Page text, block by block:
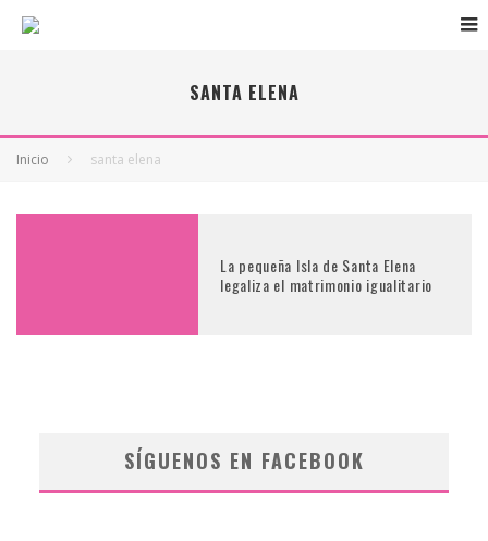
SANTA ELENA
Inicio santa elena
La pequeña Isla de Santa Elena
legaliza el matrimonio igualitario
SÍGUENOS EN FACEBOOK